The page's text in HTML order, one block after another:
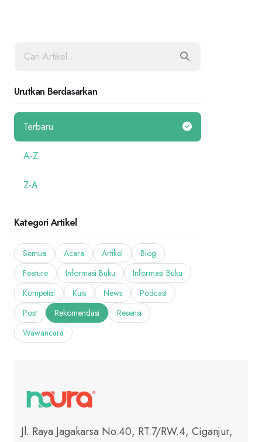
Urutkan Berdasarkan
Terbaru
A-Z
Z-A
Kategori Artikel
Semua Acara Artikel
Blog
Feature
Informasi Buku
Informasi Buku
Kompetisi
Kuis News
Podcast
Post
Rekomendasi
Resensi
Wawancara
Jl. Raya Jagakarsa No.40, RT.7/RW.4, Ciganjur,